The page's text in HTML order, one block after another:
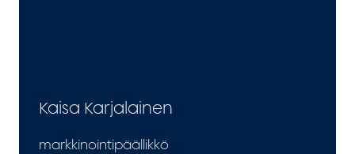
Kaisa Karjalainen
markkinointipäällikkö